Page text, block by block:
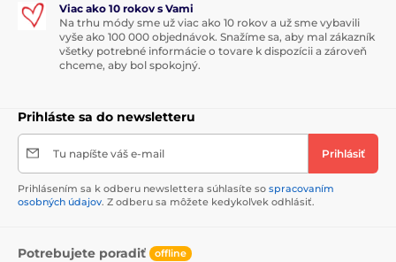
Viac ako 10 rokov s Vami
Na trhu módy sme už viac ako 10 rokov a už sme vybavili
vyše ako 100 000 objednávok. Snažíme sa, aby mal zákazník
všetky potrebné informácie o tovare k dispozícii a zároveň
chceme, aby bol spokojný.
Prihláste sa do newsletteru
Tu napíšte váš e-mail Prihlásiť
Prihlásením sa k odberu newslettera súhlasíte so spracovaním
osobných údajov. Z odberu sa môžete kedykoľvek odhlásiť.
Potrebujete poradiť offline